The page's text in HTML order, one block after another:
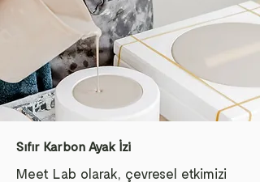
Sıfır Karbon Ayak İzi
Meet Lab olarak, çevresel etkimizi